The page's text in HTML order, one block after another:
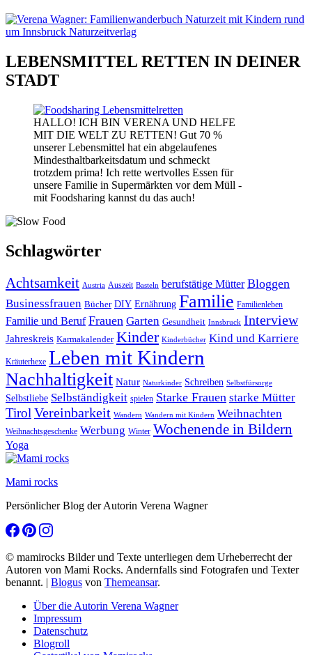
LEBENSMITTEL RETTEN IN DEINER
STADT
HALLO! ICH BIN VERENA UND HELFE
MIT DIE WELT ZU RETTEN! Gut 70 %
unserer Lebensmittel hat ein abgelaufenes
Mindesthaltbarkeitsdatum und schmeckt
trotzdem prima! Ich rette wertvolles Essen für
unsere Familie in Supermärkten vor dem Müll -
mit Foodsharing kannst du das auch!
Schlagwörter
Achtsamkeit Austria Auszeit Basteln berufstätige Mütter Bloggen
Businessfrauen Bücher DIY Ernährung Familie Familienleben
Familie und Beruf Frauen Garten Gesundheit Innsbruck Interview
Jahreskreis Karmakalender Kinder Kinderbücher Kind und Karriere
Kräuterhexe Leben mit Kindern
Nachhaltigkeit Natur Naturkinder Schreiben Selbstfürsorge
Selbstliebe Selbständigkeit spielen Starke Frauen starke Mütter
Tirol Vereinbarkeit Wandern Wandern mit Kindern Weihnachten
Weihnachtsgeschenke Werbung Winter Wochenende in Bildern
Yoga
Mami rocks
Persönlicher Blog der Autorin Verena Wagner
© mamirocks Bilder und Texte unterliegen dem Urheberrecht der
Autoren von Mami Rocks. Andernfalls sind Fotografen und Texter
benannt. | Blogus von Themeansar.
Über die Autorin Verena Wagner
Impressum
Datenschutz
Blogroll